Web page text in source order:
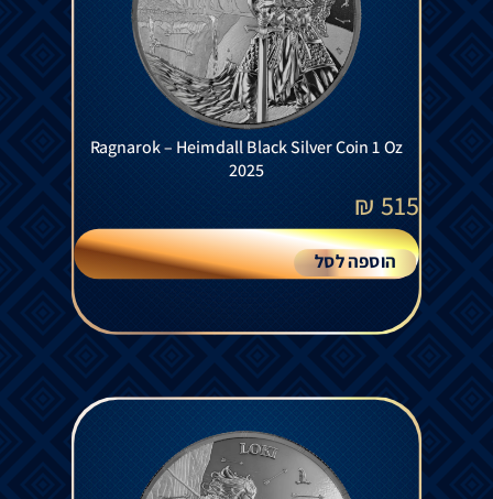
Ragnarok – Heimdall Black Silver Coin 1 Oz
2025
515
₪
הוספה לסל